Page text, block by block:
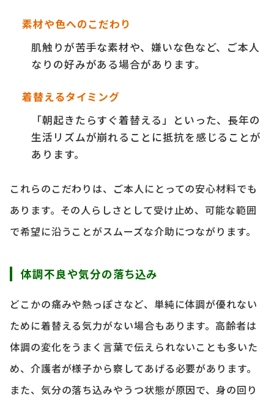
素材や色へのこだわり
肌触りが苦手な素材や、嫌いな色など、ご本人
なりの好みがある場合があります。
着替えるタイミング
「朝起きたらすぐ着替える」といった、長年の
生活リズムが崩れることに抵抗を感じることが
あります。
これらのこだわりは、ご本人にとっての安心材料でも
あります。その人らしさとして受け止め、可能な範囲
で希望に沿うことがスムーズな介助につながります。
体調不良や気分の落ち込み
どこかの痛みや熱っぽさなど、単純に体調が優れない
ために着替える気力がない場合もあります。高齢者は
体調の変化をうまく言葉で伝えられないことも多いた
め、介護者が様子から察してあげる必要があります。
また、気分の落ち込みやうつ状態が原因で、身の回り